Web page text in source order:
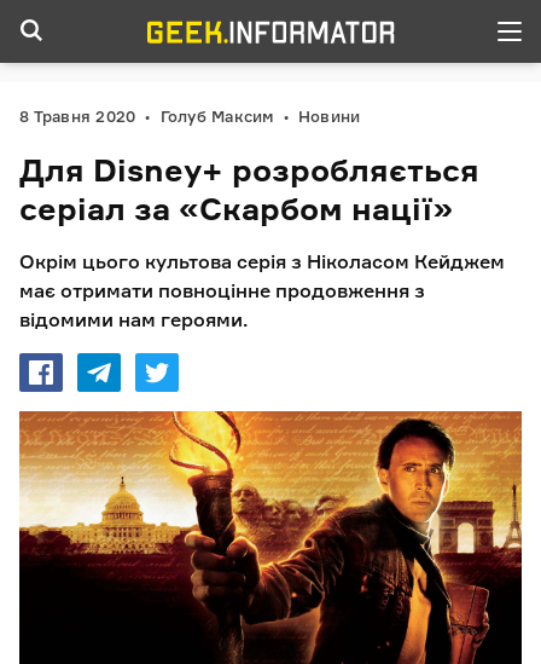
8 Травня 2020 Голуб Максим Новини
Для Disney+ розробляється
серіал за «Скарбом нації»
Окрім цього культова серія з Ніколасом Кейджем
має отримати повноцінне продовження з
відомими нам героями.